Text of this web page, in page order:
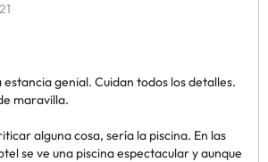
genial. Cuidan todos los detalles.
maravilla.
alguna cosa, sería la piscina. En las
se ve una piscina espectacular y aunque